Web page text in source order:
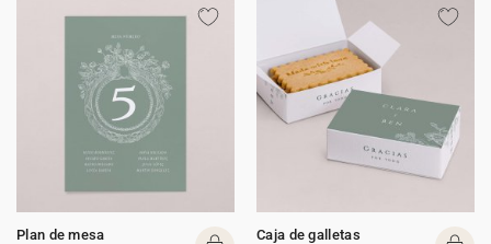
Plan de mesa
Caja de galletas